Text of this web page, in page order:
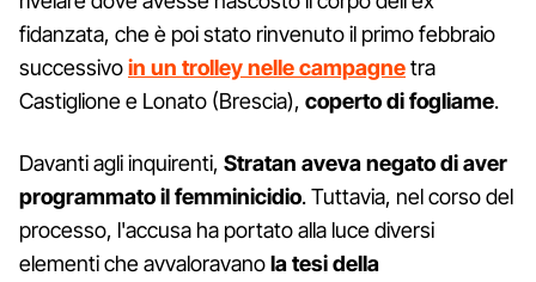
fidanzata, che è poi stato rinvenuto il primo febbraio
successivoin un trolley nelle campagnetra
Castiglione e Lonato (Brescia), coperto di fogliame.
Davanti agli inquirenti, Stratan aveva negato di aver
programmato il femminicidio. Tuttavia, nel corso del
processo, l'accusa ha portato alla luce diversi
elementi che avvaloravanola tesi della